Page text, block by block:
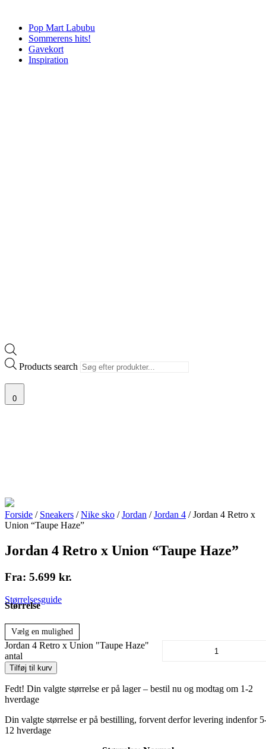
Pop Mart Labubu
Sommerens hits!
Gavekort
Inspiration
Products search
0
Forside / Sneakers /Nike sko /Jordan /Jordan 4 / Jordan 4 Retro x
Union “Taupe Haze”
Jordan 4 Retro x Union “Taupe Haze”
Fra: 5.699 kr.
Størrelsesguide
Størrelse
Vælg en mulighed
Jordan 4 Retro x Union "Taupe Haze"
antal
Tilføj til kurv
Fedt! Din valgte størrelse er på lager – bestil nu og modtag om 1-2
hverdage
Din valgte størrelse er på bestilling, forvent derfor levering indenfor
12 hverdage